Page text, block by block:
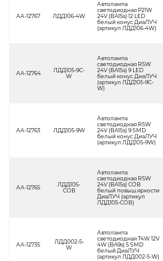
АА-12767 ЛДД106-4W
Автолампа
светодиодная P21W
24V (BA15s) 12 LED
белый конус ДиаЛУЧ
(артикул ЛДД106-4W)
АА-12764
ЛДД105-9С-
W
Автолампа
светодиодная R5W
24V (BA15s) 9 LED
белый конус ДиаЛУЧ
(артикул ЛДД105-9С-
W)
АА-12763 ЛДД105-9W
Автолампа
светодиодная R5W
24V (BA15s) 9 SMD
белый конус ДиаЛУЧ
(артикул ЛДД105-9W)
АА-12765
ЛДД105-
СОВ
Автолампа
светодиодная R5W
24V (BA15s) COB
белый повыш.яркости
ДиаЛУЧ (артикул
ЛДД105-СОВ)
АА-12735
ЛДД002-5-
W
Автолампа
светодиодная T4W 12V
4W (BA9s) 5 SMD
белый ДиаЛУЧ
(артикул ЛДД002-5-W)